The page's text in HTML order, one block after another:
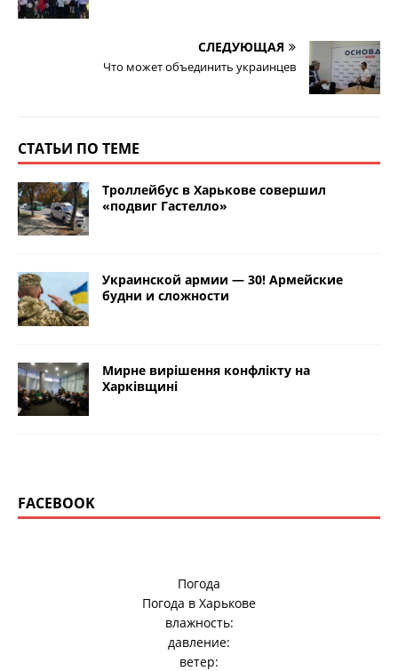
СЛЕДУЮЩАЯ
Что может объединить украинцев
СТАТЬИ ПО ТЕМЕ
Троллейбус в Харькове совершил
«подвиг Гастелло»
Украинской армии — 30! Армейские
будни и сложности
Мирне вирішення конфлікту на
Харківщині
FACEBOOK
Погода
Погода в Харькове
влажность:
давление:
ветер: